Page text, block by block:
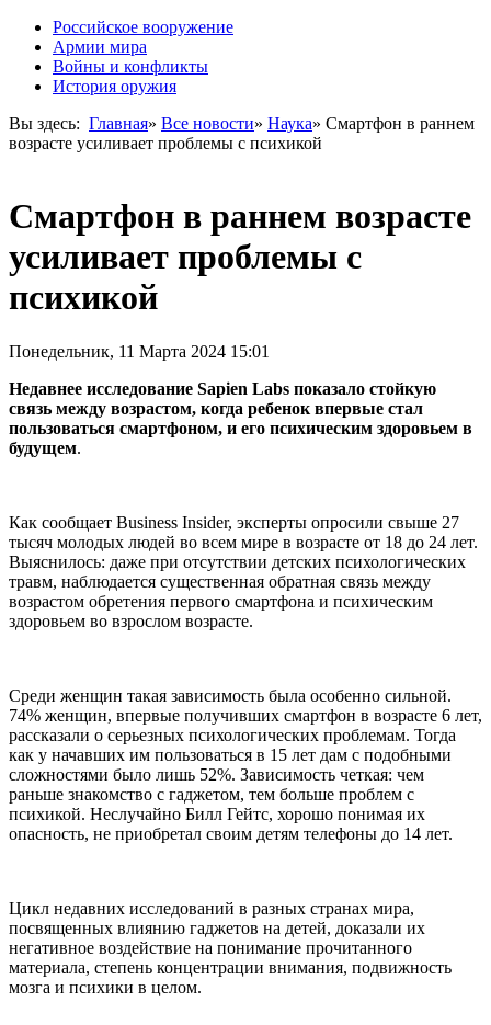
Российское вооружение
Армии мира
Войны и конфликты
История оружия
Вы здесь: Главная» Все новости» Наука» Смартфон в раннем
возрасте усиливает проблемы с психикой
Смартфон в раннем возрасте
усиливает проблемы с
психикой
Понедельник, 11 Марта 2024 15:01
Недавнее исследование Sapien Labs показало стойкую
связь между возрастом, когда ребенок впервые стал
пользоваться смартфоном, и его психическим здоровьем в
будущем.
Как сообщает Business Insider, эксперты опросили свыше 27
тысяч молодых людей во всем мире в возрасте от 18 до 24 лет.
Выяснилось: даже при отсутствии детских психологических
травм, наблюдается существенная обратная связь между
возрастом обретения первого смартфона и психическим
здоровьем во взрослом возрасте.
Среди женщин такая зависимость была особенно сильной.
74% женщин, впервые получивших смартфон в возрасте 6 лет,
рассказали о серьезных психологических проблемам. Тогда
как у начавших им пользоваться в 15 лет дам с подобными
сложностями было лишь 52%. Зависимость четкая: чем
раньше знакомство с гаджетом, тем больше проблем с
психикой. Неслучайно Билл Гейтс, хорошо понимая их
опасность, не приобретал своим детям телефоны до 14 лет.
Цикл недавних исследований в разных странах мира,
посвященных влиянию гаджетов на детей, доказали их
негативное воздействие на понимание прочитанного
материала, степень концентрации внимания, подвижность
мозга и психики в целом.